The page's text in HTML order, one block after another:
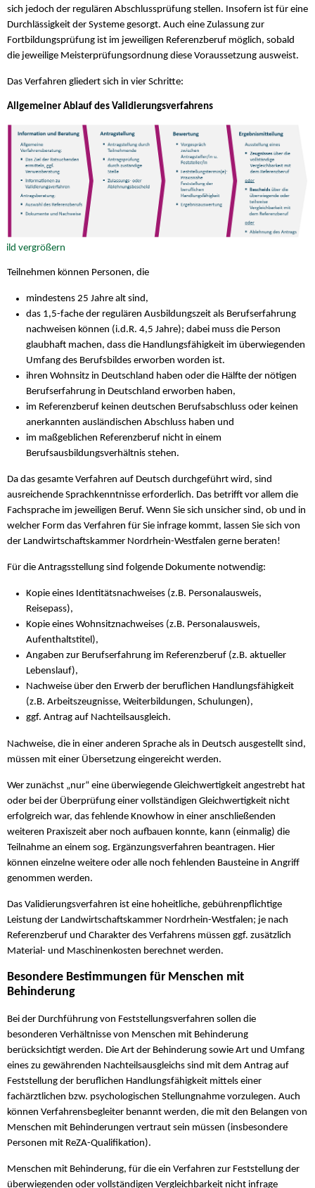
sich jedoch der regulären Abschlussprüfung stellen. Insofern ist für eine
Durchlässigkeit der Systeme gesorgt. Auch eine Zulassung zur
Fortbildungsprüfung ist im jeweiligen Referenzberuf möglich, sobald
die jeweilige Meisterprüfungsordnung diese Voraussetzung ausweist.
Das Verfahren gliedert sich in vier Schritte:
Allgemeiner Ablauf des Validierungsverfahrens
Teilnehmen können Personen, die
mindestens 25 Jahre alt sind,
das 1,5-fache der regulären Ausbildungszeit als Berufserfahrung
nachweisen können (i.d.R. 4,5 Jahre); dabei muss die Person
glaubhaft machen, dass die Handlungsfähigkeit im überwiegenden
Umfang des Berufsbildes erworben worden ist.
ihren Wohnsitz in Deutschland haben oder die Hälfte der nötigen
Berufserfahrung in Deutschland erworben haben,
im Referenzberuf keinen deutschen Berufsabschluss oder keinen
anerkannten ausländischen Abschluss haben und
im maßgeblichen Referenzberuf nicht in einem
Berufsausbildungsverhältnis stehen.
Da das gesamte Verfahren auf Deutsch durchgeführt wird, sind
ausreichende Sprachkenntnisse erforderlich. Das betrifft vor allem die
Fachsprache im jeweiligen Beruf. Wenn Sie sich unsicher sind, ob und in
welcher Form das Verfahren für Sie infrage kommt, lassen Sie sich von
der Landwirtschaftskammer Nordrhein-Westfalen gerne beraten!
Für die Antragsstellung sind folgende Dokumente notwendig:
Kopie eines Identitätsnachweises (z.B. Personalausweis,
Reisepass),
Kopie eines Wohnsitznachweises (z.B. Personalausweis,
Aufenthaltstitel),
Angaben zur Berufserfahrung im Referenzberuf (z.B. aktueller
Lebenslauf),
Nachweise über den Erwerb der beruflichen Handlungsfähigkeit
(z.B. Arbeitszeugnisse, Weiterbildungen, Schulungen),
ggf. Antrag auf Nachteilsausgleich.
Nachweise, die in einer anderen Sprache als in Deutsch ausgestellt sind,
müssen mit einer Übersetzung eingereicht werden.
Wer zunächst „nur“ eine überwiegende Gleichwertigkeit angestrebt hat
oder bei der Überprüfung einer vollständigen Gleichwertigkeit nicht
erfolgreich war, das fehlende Knowhow in einer anschließenden
weiteren Praxiszeit aber noch aufbauen konnte, kann (einmalig) die
Teilnahme an einem sog. Ergänzungsverfahren beantragen. Hier
können einzelne weitere oder alle noch fehlenden Bausteine in Angriff
genommen werden.
Das Validierungsverfahren ist eine hoheitliche, gebührenpflichtige
Leistung der Landwirtschaftskammer Nordrhein-Westfalen; je nach
Referenzberuf und Charakter des Verfahrens müssen ggf. zusätzlich
Material- und Maschinenkosten berechnet werden.
Besondere Bestimmungen für Menschen mit
Behinderung
Bei der Durchführung von Feststellungsverfahren sollen die
besonderen Verhältnisse von Menschen mit Behinderung
berücksichtigt werden. Die Art der Behinderung sowie Art und Umfang
eines zu gewährenden Nachteilsausgleichs sind mit dem Antrag auf
Feststellung der beruflichen Handlungsfähigkeit mittels einer
fachärztlichen bzw. psychologischen Stellungnahme vorzulegen. Auch
können Verfahrensbegleiter benannt werden, die mit den Belangen von
Menschen mit Behinderungen vertraut sein müssen (insbesondere
Personen mit ReZA-Qualifikation).
Menschen mit Behinderung, für die ein Verfahren zur Feststellung der
überwiegenden oder vollständigen Vergleichbarkeit nicht infrage